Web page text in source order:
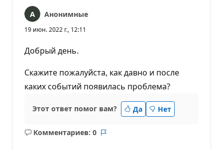
Анонимные
19 июн. 2022 г., 12:11
Добрый день.
Скажите пожалуйста, как давно и после
каких событий появилась проблема?
Этот ответ помог вам? Да Нет
Комментариев: 0
Без